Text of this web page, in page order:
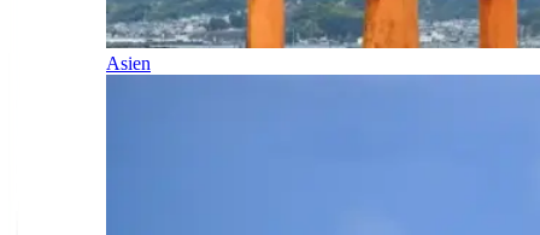
Asien